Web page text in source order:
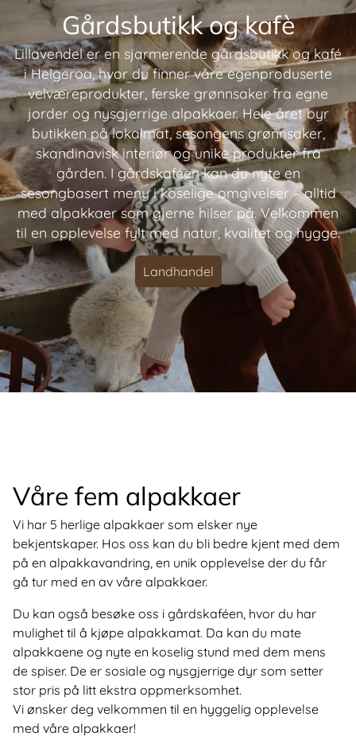
Gårdsbutikk og kafè
Lillavendel er en sjarmerende gårdsbutikk og kafé
i Helgeroa, hvor du finner våre egenproduserte
velværeprodukter, ferske grønnsaker fra egne
jorder og nysgjerrige alpakkaer. Hele året byr
butikken på lokalmat, sesongens grønnsaker,
skandinavisk interiør og unike produkter fra
gården. I gårdskaféen kan du nyte en
sesongbasert meny i koselige omgivelser – alltid
med alpakkaer som gjerne hilser på. Velkommen
til en opplevelse fylt med natur, kvalitet og hygge.
Landhandel
Våre fem alpakkaer
Vi har 5 herlige alpakkaer som elsker nye
bekjentskaper. Hos oss kan du bli bedre kjent med dem
på en alpakkavandring, en unik opplevelse der du får
gå tur med en av våre alpakkaer.
Du kan også besøke oss i gårdskaféen, hvor du har
mulighet til å kjøpe alpakkamat. Da kan du mate
alpakkaene og nyte en koselig stund med dem mens
de spiser. De er sosiale og nysgjerrige dyr som setter
stor pris på litt ekstra oppmerksomhet.
Vi ønsker deg velkommen til en hyggelig opplevelse
med våre alpakkaer!